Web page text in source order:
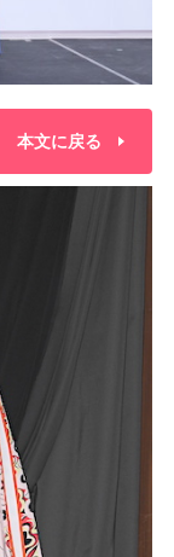
本文に戻る